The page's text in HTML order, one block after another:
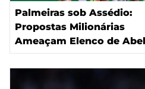
Palmeiras sob Assédio:
Propostas Milionárias
Ameaçam Elenco de Abel